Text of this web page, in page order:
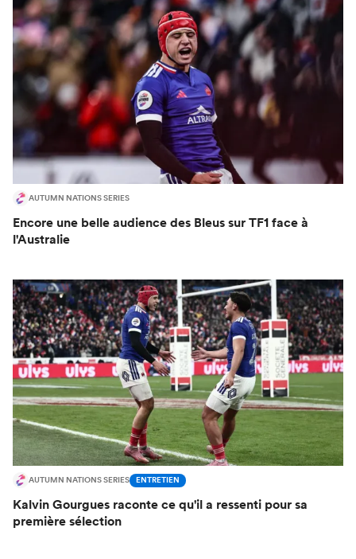
AUTUMN NATIONS SERIES
Encore une belle audience des Bleus sur TF1 face à
l'Australie
AUTUMN NATIONS SERIES ENTRETIEN
Kalvin Gourgues raconte ce qu'il a ressenti pour sa
première sélection